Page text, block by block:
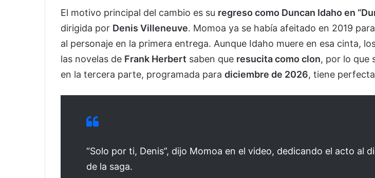
El motivo principal del cambio es su regreso como Duncan Idaho en
dirigida por Denis Villeneuve. Momoa ya se había afeitado en 2019
al personaje en la primera entrega. Aunque Idaho muere en esa cinta,
las novelas de Frank Herbert saben que resucita como clon, por lo que
en la tercera parte, programada para diciembre de 2026, tiene
“Solo por ti, Denis”, dijo Momoa en el video, dedicando el acto al
de la saga.